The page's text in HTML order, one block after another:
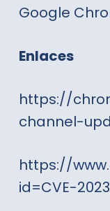
Google
Enlaces
https://
channel-
https://
id=CVE-